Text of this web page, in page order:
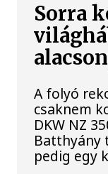
Sorra
A folyó
csaknem
DKW NZ
Batthyány
pedig egy